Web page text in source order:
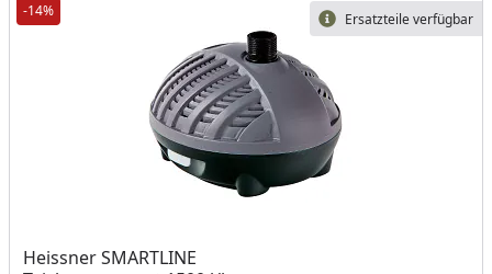
-14% Ersatzteile verfügbar
Heissner SMARTLINE